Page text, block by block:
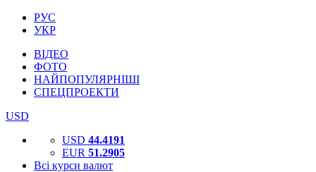
РУС
УКР
ВІДЕО
ФОТО
НАЙПОПУЛЯРНІШІ
СПЕЦПРОЕКТИ
USD
USD 44.4191
EUR 51.2905
Всі курси валют